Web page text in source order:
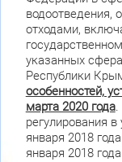
отходами,
указанных
Республики
особенностей,
марта 2020 года.
регулирования
января 2018
января 2018